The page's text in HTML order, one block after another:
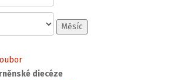
Měsíc
diecéze